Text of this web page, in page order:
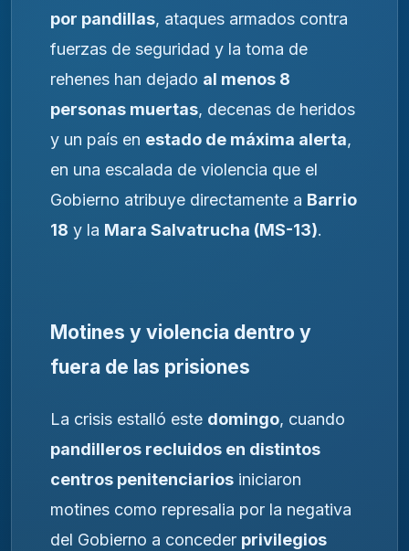
por pandillas, ataques armados contra
fuerzas de seguridad y la toma de
rehenes han dejado al menos 8
personas muertas, decenas de heridos
y un país en estado de máxima alerta,
en una escalada de violencia que el
Gobierno atribuye directamente a Barrio
18 y la Mara Salvatrucha (MS-13).
Motines y violencia dentro y
fuera de las prisiones
La crisis estalló este domingo, cuando
pandilleros recluidos en distintos
centros penitenciarios iniciaron
motines como represalia por la negativa
del Gobierno a conceder privilegios